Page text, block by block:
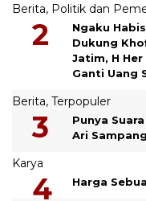
Berita, Politik dan
Ngaku
Dukung
Jatim, H Her
Ganti Uang
Berita, Terpopuler
Punya
Ari
Karya
Harga